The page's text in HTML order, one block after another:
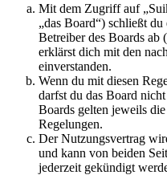
Mit dem Zugriff auf
„das Board“) schließt
Betreiber des Boards ab
erklärst dich mit den
einverstanden.
Wenn du mit diesen
darfst du das Board
Boards gelten jeweils
Regelungen.
Der Nutzungsvertrag
und kann von beiden
jederzeit gekündigt